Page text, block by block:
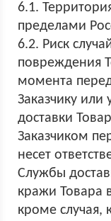
6.1.
пределами
6.2. Риск
повреждения
момента
Заказчику
доставки
Заказчиком
несет
Службы
кражи Товара
кроме случая,